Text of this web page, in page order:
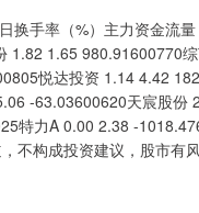
换手率（%）主力资金流
1.82 1.65 980.91600770
悦达投资 1.14 4.42
-63.03600620天宸股
特力A 0.00 2.38 -
不构成投资建议，股市有